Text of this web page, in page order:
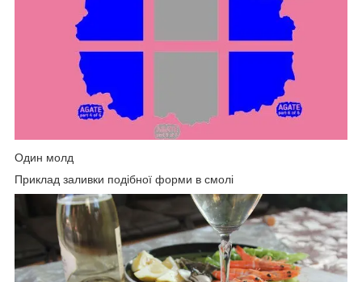
Один молд
Приклад заливки подібної форми в смолі